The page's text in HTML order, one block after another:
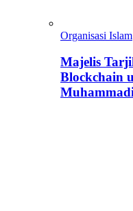
Organisasi Islam
Majelis
Blockchain